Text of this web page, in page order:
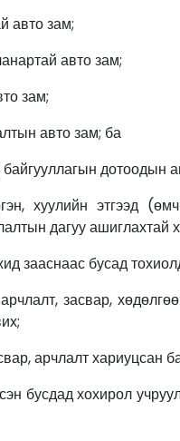
зам;
авто зам;
зам;
авто зам; ба
дотоодын
хуулийн этгээд
дагуу ашиглахтай
бусад
засвар,
хариуцсан
хохирол учруулж